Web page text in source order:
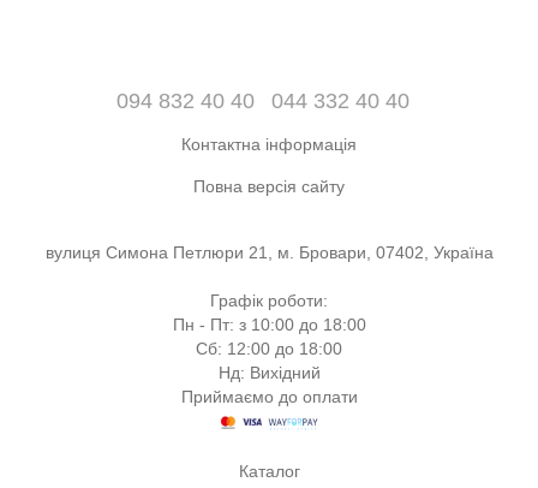
094 832 40 40 044 332 40 40
Контактна інформація
Повна версія сайту
вулиця Симона Петлюри 21, м. Бровари, 07402, Україна
Графік роботи:
Пн - Пт: з 10:00 до 18:00
Сб: 12:00 до 18:00
Нд: Вихідний
Приймаємо до оплати
Каталог